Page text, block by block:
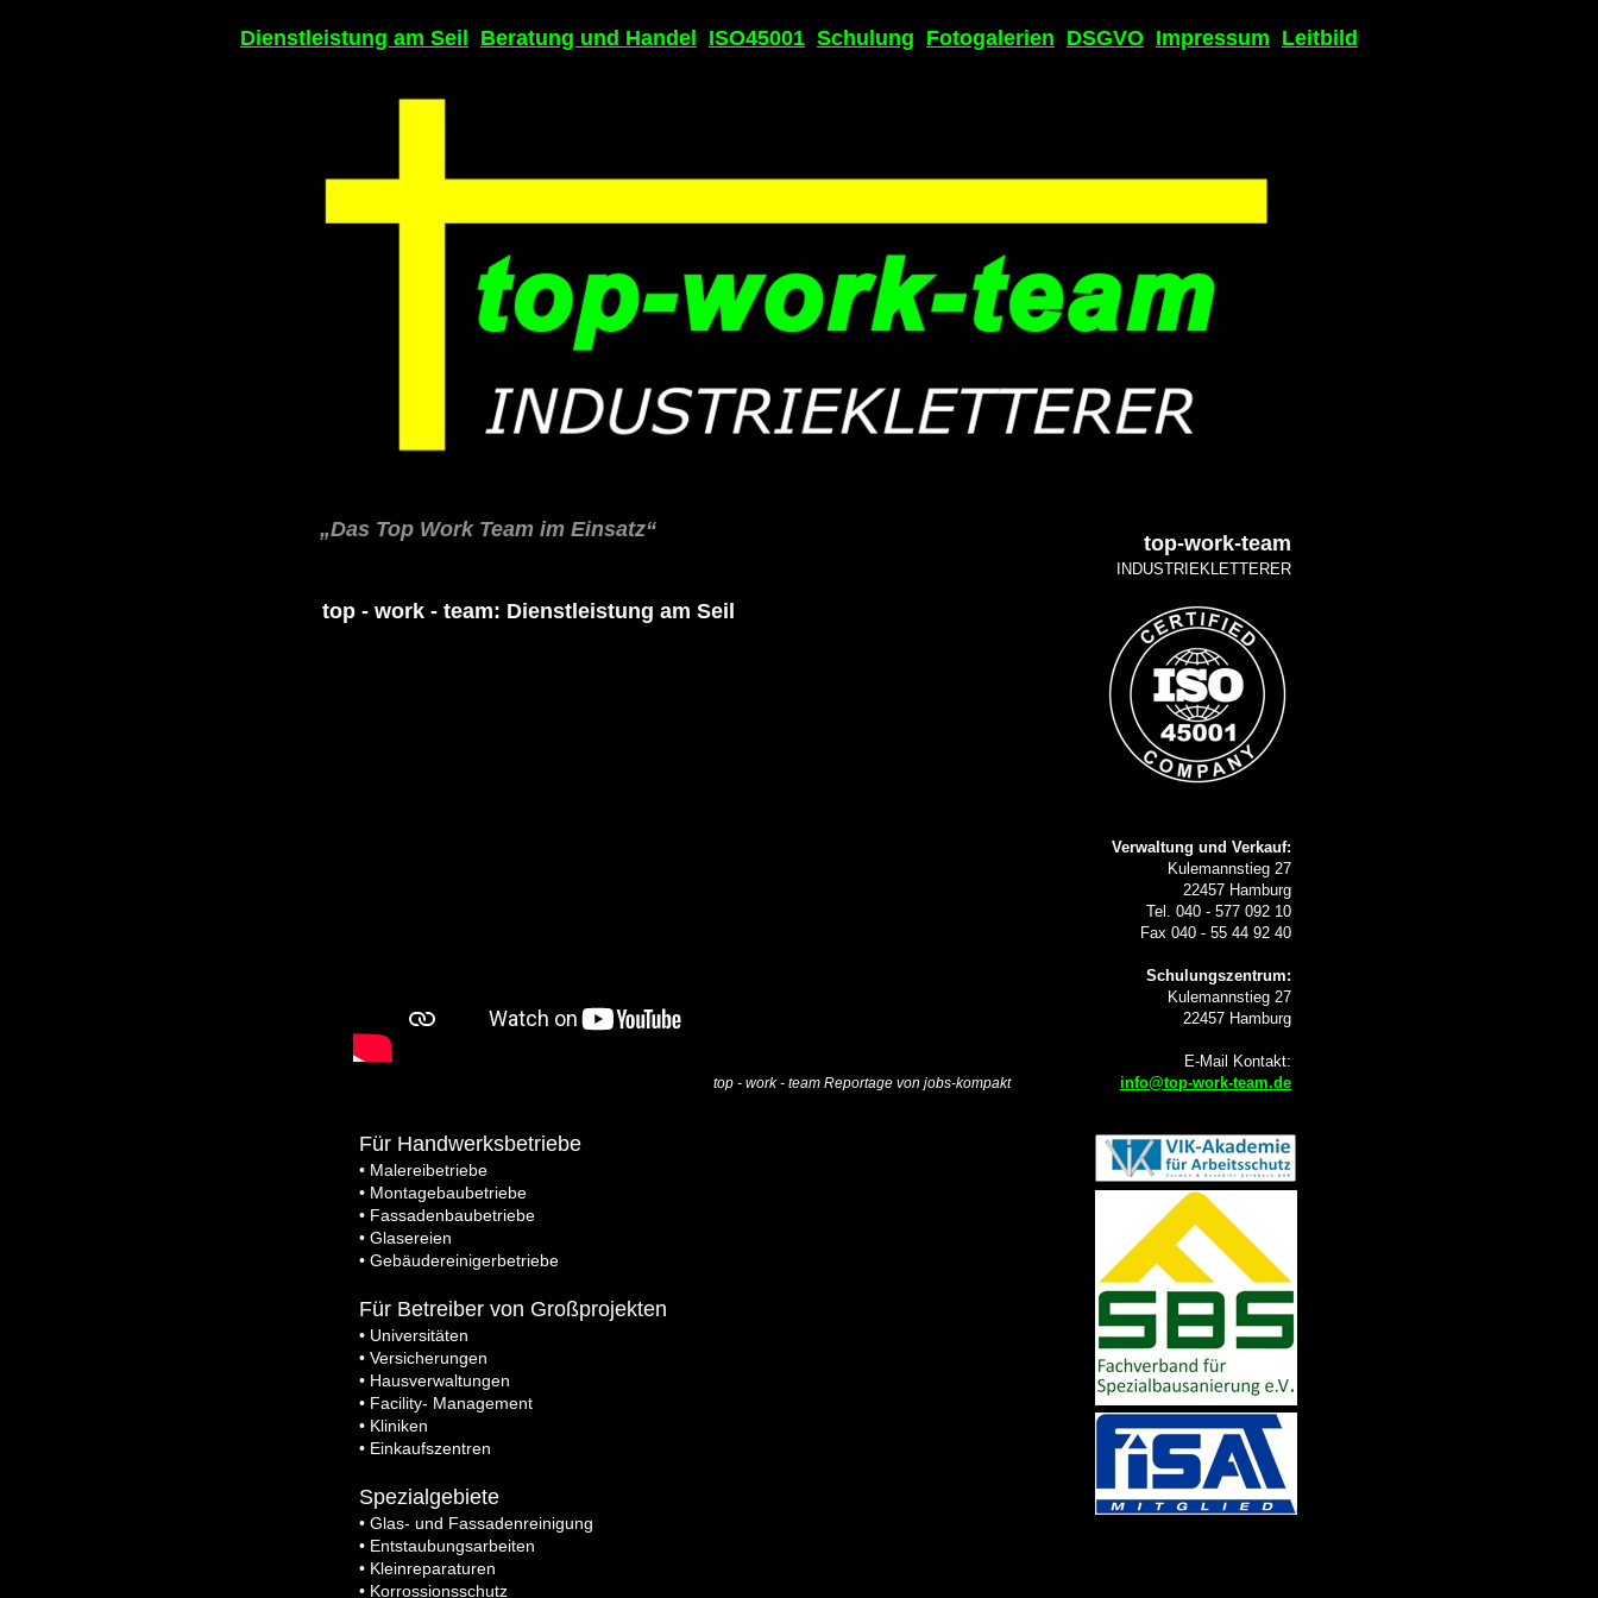
„Das Top Work Team im Einsatz“
Dienstleistung am Seil Beratung und Handel ISO45001 Schulung Fotogalerien DSGVO Impressum Leitbild
Für Handwerksbetriebe
• Malereibetriebe
• Montagebaubetriebe
• Fassadenbaubetriebe
• Glasereien
• Gebäudereinigerbetriebe
Für Betreiber von Großprojekten
• Universitäten
• Versicherungen
• Hausverwaltungen
• Facility- Management
• Kliniken
• Einkaufszentren
Spezialgebiete
• Glas- und Fassadenreinigung
• Entstaubungsarbeiten
• Kleinreparaturen
• Korrossionsschutz
top - work - team: Dienstleistung am Seil
top - work - team Reportage von jobs-kompakt
top-work-team
INDUSTRIEKLETTERER
Verwaltung und Verkauf:
Kulemannstieg 27
22457 Hamburg
Tel. 040 - 577 092 10
Fax 040 - 55 44 92 40
Schulungszentrum:
Kulemannstieg 27
22457 Hamburg
E-Mail Kontakt:
info@top-work-team.de